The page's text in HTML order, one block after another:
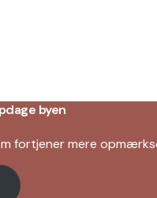
byen
fortjener mere